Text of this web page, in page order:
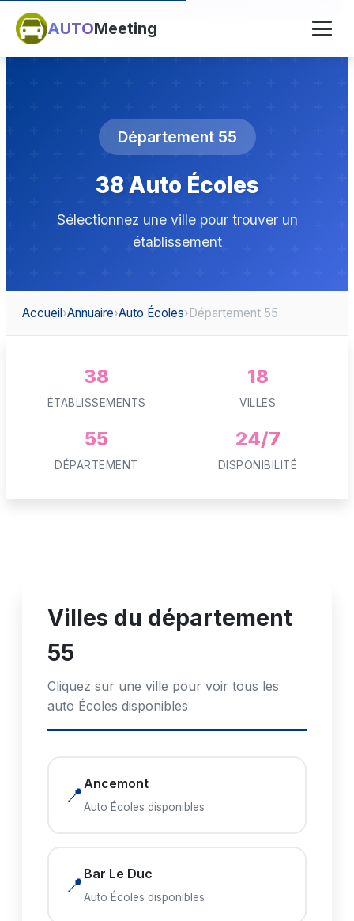
AUTOMeeting
Département 55
38 Auto Écoles
Sélectionnez une ville pour trouver un
établissement
Accueil›Annuaire›Auto Écoles›Département 55
38
ÉTABLISSEMENTS
18
VILLES
55
DÉPARTEMENT
24/7
DISPONIBILITÉ
Villes du département
55
Cliquez sur une ville pour voir tous les
auto Écoles disponibles
📍Ancemont
Auto Écoles disponibles
📍 Bar Le Duc
Auto Écoles disponibles